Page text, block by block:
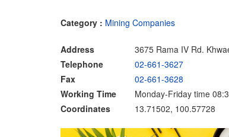
Category : Mining Companies
Address
3675 Rama IV Rd.
Telephone
02-661-3627
Fax
02-661-3628
Working Time
Monday-Friday time
Coordinates
13.71502, 100.57728